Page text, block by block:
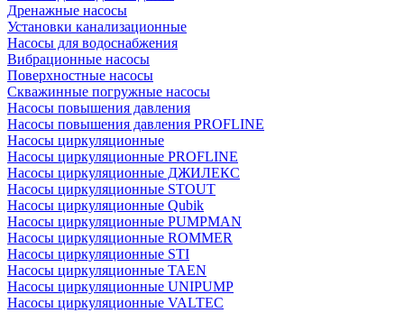
Дренажные насосы
Установки канализационные
Насосы для водоснабжения
Вибрационные насосы
Поверхностные насосы
Скважинные погружные насосы
Насосы повышения давления
Насосы повышения давления PROFLINE
Насосы циркуляционные
Насосы циркуляционные PROFLINE
Насосы циркуляционные ДЖИЛЕКС
Насосы циркуляционные STOUT
Насосы циркуляционные Qubik
Насосы циркуляционные PUMPMAN
Насосы циркуляционные ROMMER
Насосы циркуляционные STI
Насосы циркуляционные TAEN
Насосы циркуляционные UNIPUMP
Насосы циркуляционные VALTEC